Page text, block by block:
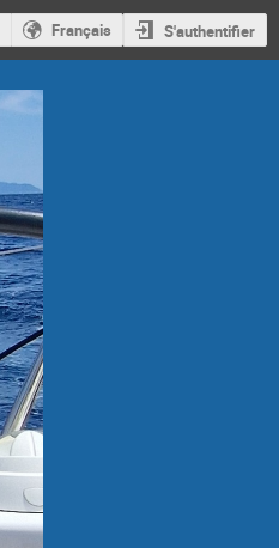
Français S'authentifier